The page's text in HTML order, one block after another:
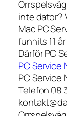
inte dator?
Mac PC
funnits 11
Därför PC
PC Service
PC Service
Telefon 08